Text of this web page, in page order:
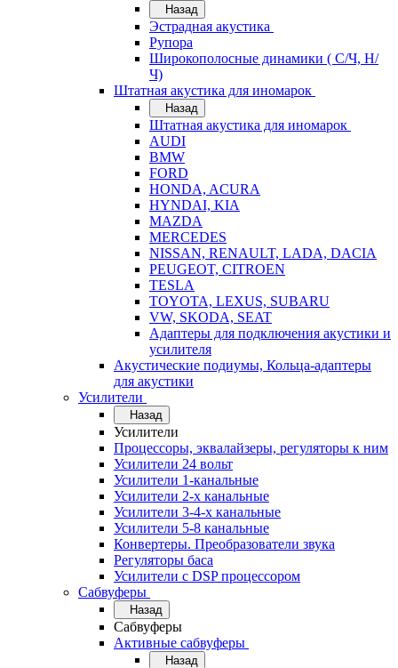
Назад
Эстрадная акустика
Рупора
Широкополосные динамики ( С/Ч, Н/
Ч)
Штатная акустика для иномарок
Назад
Штатная акустика для иномарок
AUDI
BMW
FORD
HONDA, ACURA
HYNDAI, KIA
MAZDA
MERCEDES
NISSAN, RENAULT, LADA, DACIA
PEUGEOT, CITROEN
TESLA
TOYOTA, LEXUS, SUBARU
VW, SKODA, SEAT
Адаптеры для подключения акустики и
усилителя
Акустические подиумы, Кольца-адаптеры
для акустики
Усилители
Назад
Усилители
Процессоры, эквалайзеры, регуляторы к ним
Усилители 24 вольт
Усилители 1-канальные
Усилители 2-х канальные
Усилители 3-4-х канальные
Усилители 5-8 канальные
Конвертеры. Преобразователи звука
Регуляторы баса
Усилители с DSP процессором
Сабвуферы
Назад
Сабвуферы
Активные сабвуферы
Назад